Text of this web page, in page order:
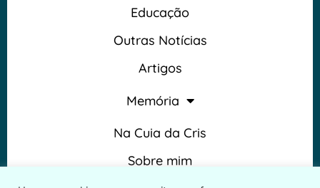
Educação
Outras Notícias
Artigos
Memória
Na Cuia da Cris
Sobre mim